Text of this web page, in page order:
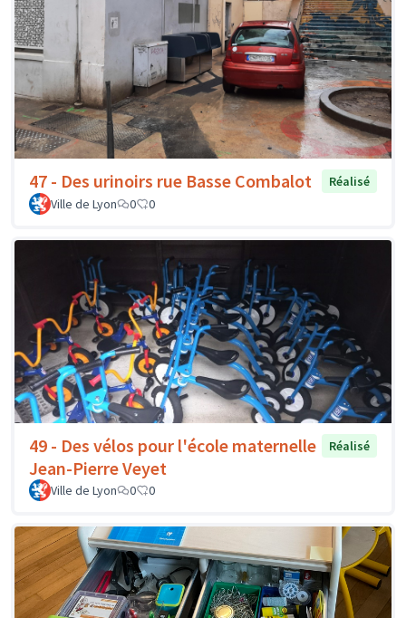
47 - Des urinoirs rue Basse Combalot
Réalisé
Ville de Lyon
0 0
49 - Des vélos pour l'école maternelle
Jean-Pierre Veyet
Réalisé
Ville de Lyon 0 0